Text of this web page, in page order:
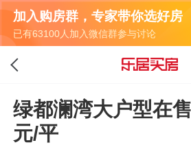
加入购房群，专家带你选好房
已有63100人加入微信群参与讨论
绿都澜湾大户型在
元/平